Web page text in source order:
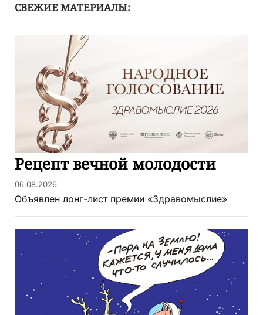
СВЕЖИЕ МАТЕРИАЛЫ:
Рецепт вечной молодости
06.08.2026
Объявлен лонг-лист премии «Здравомыслие»